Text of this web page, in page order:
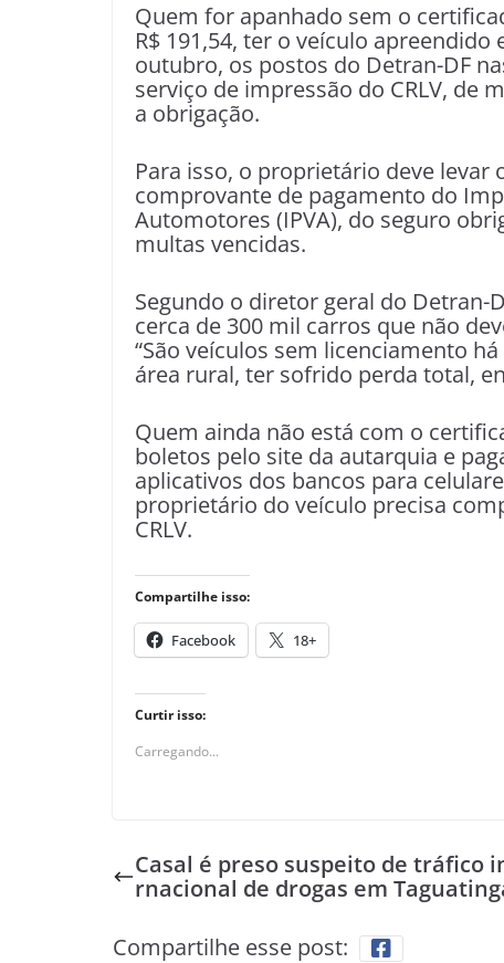
Quem for apanhado sem o
R$ 191,54, ter o veículo
outubro, os postos do Detran-DF
serviço de impressão do CRLV, de
a obrigação.
Para isso, o proprietário deve
comprovante de pagamento do
Automotores (IPVA), do seguro
multas vencidas.
Segundo o diretor geral do Detran-
cerca de 300 mil carros que não
“São veículos sem licenciamento
área rural, ter sofrido perda total,
Quem ainda não está com o
boletos pelo site da autarquia e
aplicativos dos bancos para
proprietário do veículo precisa
CRLV.
Compartilhe isso:
Facebook 18+
Curtir isso:
Carregando...
Casal é preso suspeito de tráfico
rnacional de drogas em
Compartilhe esse post: